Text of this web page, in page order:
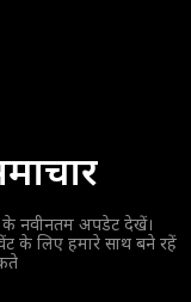
के नवीनतम अपडेट देखें।
के लिए हमारे साथ बने रहें